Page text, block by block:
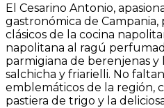
El Cesarino Antonio,
gastronómica de
clásicos de la cocina
napolitana al ragú
parmigiana de berenjenas
salchicha y friarielli. No
emblemáticos de la región,
pastiera de trigo y la